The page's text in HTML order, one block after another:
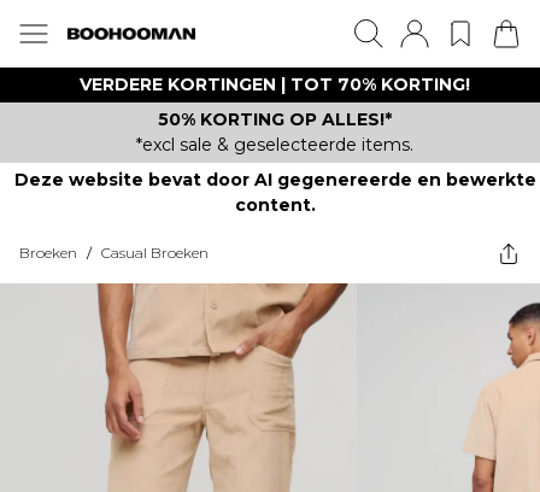
VERDERE KORTINGEN | TOT 70% KORTING!
50% KORTING OP ALLES!*
*excl sale & geselecteerde items.
Deze website bevat door AI gegenereerde en bewerkte
content.
Broeken / Casual Broeken